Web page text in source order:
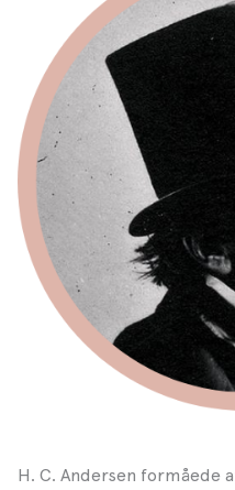
H. C. Andersen formåede